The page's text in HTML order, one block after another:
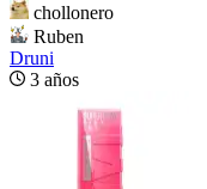
chollonero
Ruben
Druni
3 años